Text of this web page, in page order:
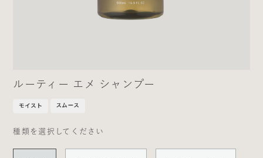
ルーティー エメ シャンプー
種類を選択してください